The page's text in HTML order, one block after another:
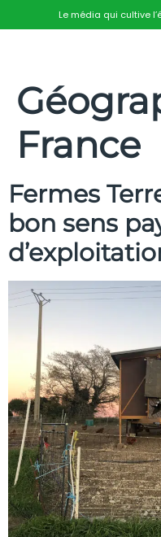
Le média qui cultive
France
Fermes
bon sens